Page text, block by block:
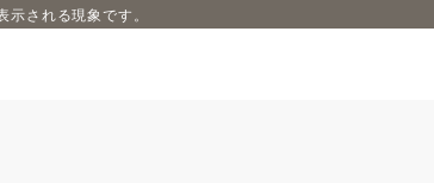
される現象です。